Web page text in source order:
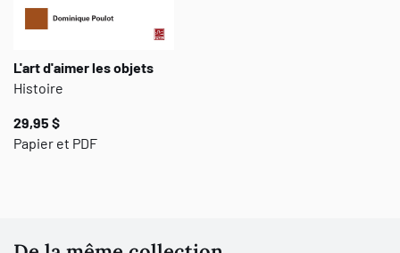
L'art d'aimer les objets
Histoire
29,95 $
Papier et PDF